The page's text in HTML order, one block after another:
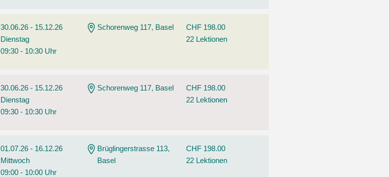
30.06.26 - 15.12.26
Dienstag
09:30 - 10:30 Uhr
Schorenweg 117, Basel
CHF 198.00
22 Lektionen
30.06.26 - 15.12.26
Dienstag
09:30 - 10:30 Uhr
Schorenweg 117, Basel
CHF 198.00
22 Lektionen
01.07.26 - 16.12.26
Mittwoch
09:00 - 10:00 Uhr
Brüglingerstrasse 113,
Basel
CHF 198.00
22 Lektionen